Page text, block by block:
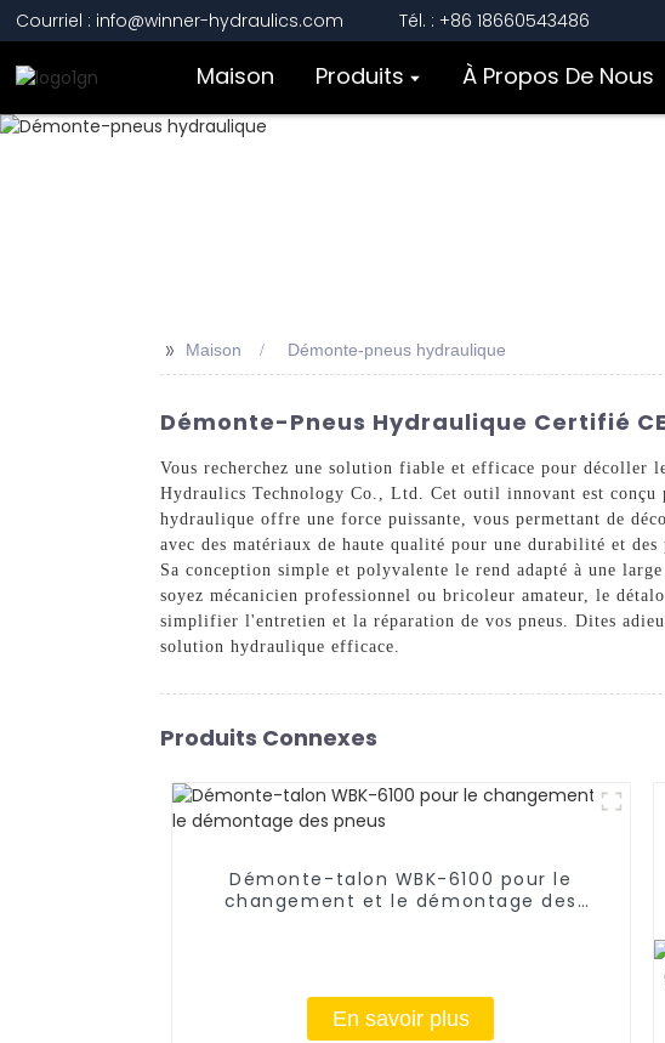
Courriel : info@winner-hydraulics.com Tél. : +86 18660543486
Maison Produits À Propos De Nous
>> Maison Démonte-pneus hydraulique
Démonte-Pneus Hydraulique Certifié
Vous recherchez une solution fiable et efficace pour décoller
Hydraulics Technology Co., Ltd. Cet outil innovant est conçu
hydraulique offre une force puissante, vous permettant de
avec des matériaux de haute qualité pour une durabilité et
Sa conception simple et polyvalente le rend adapté à une
soyez mécanicien professionnel ou bricoleur amateur, le
simplifier l'entretien et la réparation de vos pneus. Dites
solution hydraulique efficace.
Produits Connexes
Démonte-talon WBK-6100 pour le
changement et le démontage des
En savoir plus